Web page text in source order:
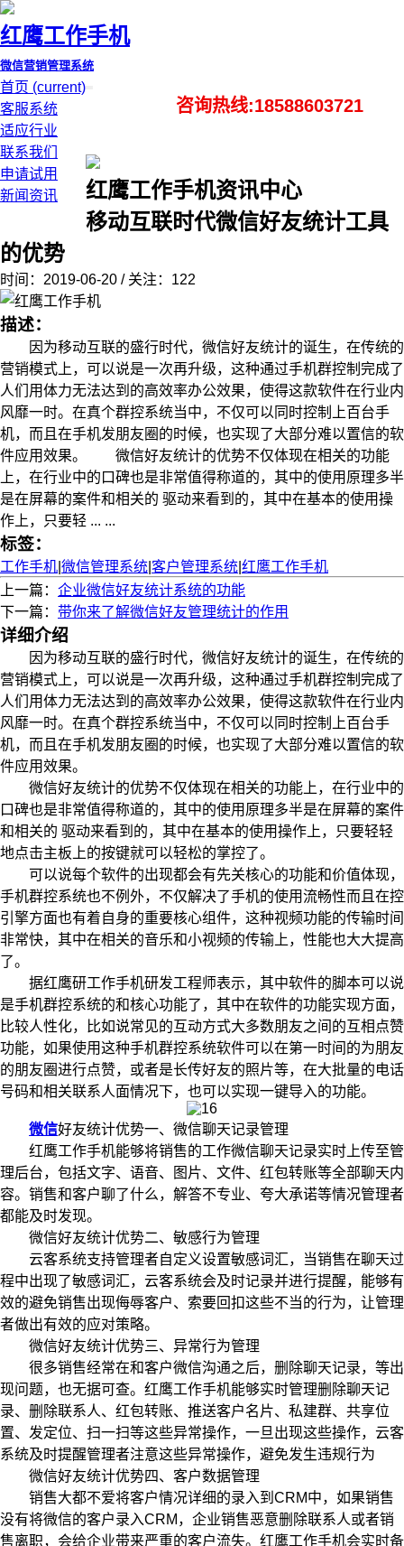
红鹰工作手机
微信营销管理系统
首页 (current)
客服系统
适应行业
联系我们
申请试用
新闻资讯
咨询热线:18588603721
红鹰工作手机资讯中心
移动互联时代微信好友统计工具
的优势
时间：2019-06-20 / 关注：122
描述：
因为移动互联的盛行时代，微信好友统计的诞生，在传统的
营销模式上，可以说是一次再升级，这种通过手机群控制完成了
人们用体力无法达到的高效率办公效果，使得这款软件在行业内
风靡一时。在真个群控系统当中，不仅可以同时控制上百台手
机，而且在手机发朋友圈的时候，也实现了大部分难以置信的软
件应用效果。 微信好友统计的优势不仅体现在相关的功能
上，在行业中的口碑也是非常值得称道的，其中的使用原理多半
是在屏幕的案件和相关的 驱动来看到的，其中在基本的使用操
作上，只要轻 ... ...
标签：
工作手机 微信管理系统 客户管理系统 红鹰工作手机
上一篇： 企业微信好友统计系统的功能
下一篇： 带你来了解微信好友管理统计的作用
详细介绍
因为移动互联的盛行时代，微信好友统计的诞生，在传统的
营销模式上，可以说是一次再升级，这种通过手机群控制完成了
人们用体力无法达到的高效率办公效果，使得这款软件在行业内
风靡一时。在真个群控系统当中，不仅可以同时控制上百台手
机，而且在手机发朋友圈的时候，也实现了大部分难以置信的软
件应用效果。
微信好友统计的优势不仅体现在相关的功能上，在行业中的
口碑也是非常值得称道的，其中的使用原理多半是在屏幕的案件
和相关的 驱动来看到的，其中在基本的使用操作上，只要轻轻
地点击主板上的按键就可以轻松的掌控了。
可以说每个软件的出现都会有先关核心的功能和价值体现，
手机群控系统也不例外，不仅解决了手机的使用流畅性而且在控
引擎方面也有着自身的重要核心组件，这种视频功能的传输时间
非常快，其中在相关的音乐和小视频的传输上，性能也大大提高
了。
据红鹰研工作手机研发工程师表示，其中软件的脚本可以说
是手机群控系统的和核心功能了，其中在软件的功能实现方面，
比较人性化，比如说常见的互动方式大多数朋友之间的互相点赞
功能，如果使用这种手机群控系统软件可以在第一时间的为朋友
的朋友圈进行点赞，或者是长传好友的照片等，在大批量的电话
号码和相关联系人面情况下，也可以实现一键导入的功能。
微信好友统计优势一、微信聊天记录管理
红鹰工作手机能够将销售的工作微信聊天记录实时上传至管
理后台，包括文字、语音、图片、文件、红包转账等全部聊天内
容。销售和客户聊了什么，解答不专业、夸大承诺等情况管理者
都能及时发现。
微信好友统计优势二、敏感行为管理
云客系统支持管理者自定义设置敏感词汇，当销售在聊天过
程中出现了敏感词汇，云客系统会及时记录并进行提醒，能够有
效的避免销售出现侮辱客户、索要回扣这些不当的行为，让管理
者做出有效的应对策略。
微信好友统计优势三、异常行为管理
很多销售经常在和客户微信沟通之后，删除聊天记录，等出
现问题，也无据可查。红鹰工作手机能够实时管理删除聊天记
录、删除联系人、红包转账、推送客户名片、私建群、共享位
置、发定位、扫一扫等这些异常操作，一旦出现这些操作，云客
系统及时提醒管理者注意这些异常操作，避免发生违规行为
微信好友统计优势四、客户数据管理
销售大都不爱将客户情况详细的录入到CRM中，如果销售
没有将微信的客户录入CRM，企业销售恶意删除联系人或者销
售离职，会给企业带来严重的客户流失。红鹰工作手机会实时备